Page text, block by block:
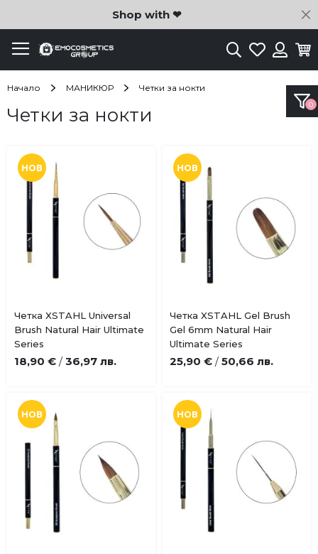
Shop with ❤
ТърсенеЛюбими
Начало МАНИКЮР Четки за нокти
Четки за нокти
НОВ
Добави
в
Купи
Четка XSTAHL Universal
Brush Natural Hair Ultimate
Series
18,90 € / 36,97 лв.
НОВ
Добави
в
Купи
Четка XSTAHL Gel Brush
Gel 6mm Natural Hair
Ultimate Series
25,90 € / 50,66 лв.
НОВ НОВ